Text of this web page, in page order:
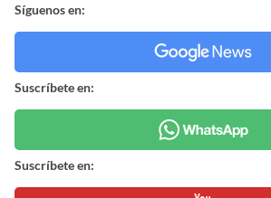
Síguenos en:
Suscríbete en:
Suscríbete en: